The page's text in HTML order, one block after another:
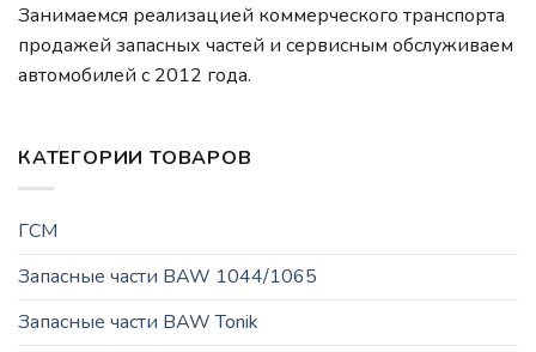
Занимаемся реализацией коммерческого транспорта
продажей запасных частей и сервисным обслуживаем
автомобилей c 2012 года.
КАТЕГОРИИ ТОВАРОВ
ГСМ
Запасные части BAW 1044/1065
Запасные части BAW Tonik